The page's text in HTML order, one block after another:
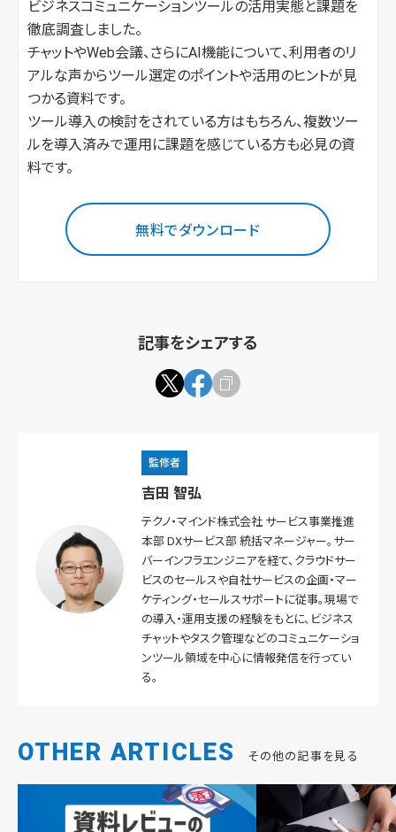
ビジネスコミュニケーションツールの活用実態と課題を
徹底調査しました。
チャットやWeb会議、さらにAI機能について、利用者のリ
アルな声からツール選定のポイントや活用のヒントが見
つかる資料です。
ツール導入の検討をされている方はもちろん、複数ツー
ルを導入済みで運用に課題を感じている方も必見の資
料です。
無料でダウンロード
記事をシェアする
監修者
吉田 智弘
テクノ・マインド株式会社 サービス事業推進
本部 DXサービス部 統括マネージャー。サー
バーインフラエンジニアを経て、クラウドサー
ビスのセールスや自社サービスの企画・マー
ケティング・セールスサポートに従事。現場で
の導入・運用支援の経験をもとに、ビジネス
チャットやタスク管理などのコミュニケーショ
ンツール領域を中心に情報発信を行ってい
る。
OTHER ARTICLES その他の記事を見る